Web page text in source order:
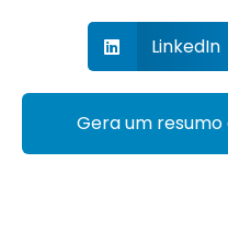
LinkedIn
Gera um